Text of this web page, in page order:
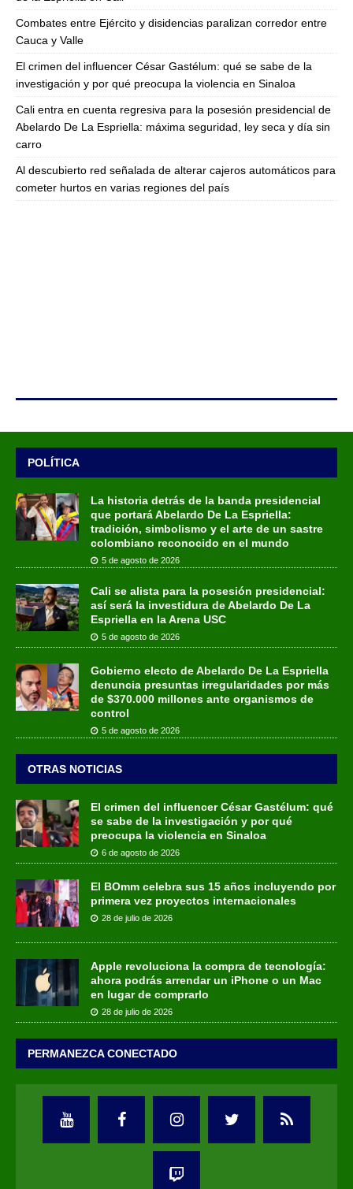
Combates entre Ejército y disidencias paralizan corredor entre
Cauca y Valle
El crimen del influencer César Gastélum: qué se sabe de la
investigación y por qué preocupa la violencia en Sinaloa
Cali entra en cuenta regresiva para la posesión presidencial de
Abelardo De La Espriella: máxima seguridad, ley seca y día sin
carro
Al descubierto red señalada de alterar cajeros automáticos para
cometer hurtos en varias regiones del país
POLÍTICA
La historia detrás de la banda presidencial
que portará Abelardo De La Espriella:
tradición, simbolismo y el arte de un sastre
colombiano reconocido en el mundo
5 de agosto de 2026
Cali se alista para la posesión presidencial:
así será la investidura de Abelardo De La
Espriella en la Arena USC
5 de agosto de 2026
Gobierno electo de Abelardo De La Espriella
denuncia presuntas irregularidades por más
de $370.000 millones ante organismos de
control
5 de agosto de 2026
OTRAS NOTICIAS
El crimen del influencer César Gastélum: qué
se sabe de la investigación y por qué
preocupa la violencia en Sinaloa
6 de agosto de 2026
El BOmm celebra sus 15 años incluyendo por
primera vez proyectos internacionales
28 de julio de 2026
Apple revoluciona la compra de tecnología:
ahora podrás arrendar un iPhone o un Mac
en lugar de comprarlo
28 de julio de 2026
PERMANEZCA CONECTADO